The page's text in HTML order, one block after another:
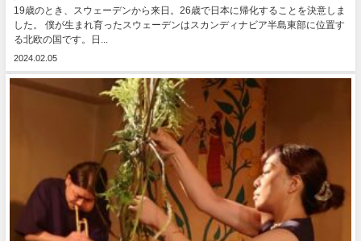
19歳のとき、スウェーデンから来日。26歳で日本に帰化することを決意しま
した。 僕が生まれ育ったスウェーデンはスカンディナビア半島東部に位置す
る北欧の国です。日...
2024.02.05